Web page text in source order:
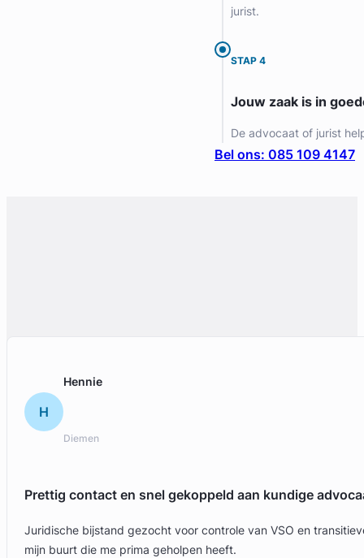
jurist.
STAP 4
Jouw zaak is in
De advocaat of jurist
Bel ons: 085 109 4147
H
Hennie
Diemen
Prettig contact en snel gekoppeld aan kundige
Juridische bijstand gezocht voor controle van VSO en
mijn buurt die me prima geholpen heeft.